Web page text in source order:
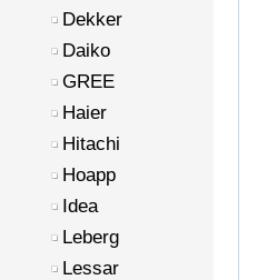
Dekker
Daiko
GREE
Haier
Hitachi
Hoapp
Idea
Leberg
Lessar